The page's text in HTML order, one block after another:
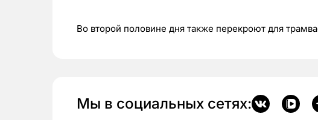
Во второй половине дня также перекроют для
Мы в социальных сетях: